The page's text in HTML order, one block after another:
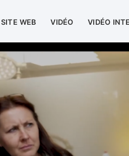
SITE WEB VIDÉO VIDÉO